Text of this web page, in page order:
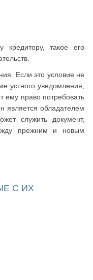
кредитору, такое его
Если это условие не
уведомления,
ему право потребовать
является обладателем
служить документ,
прежним и новым
С ИХ